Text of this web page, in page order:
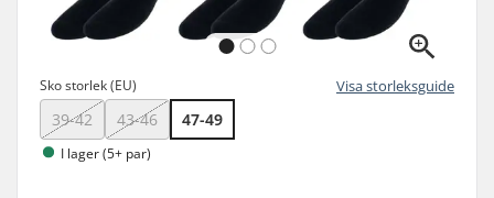
Sko storlek (EU) Visa storleksguide
39-42 43-46 47-49
I lager (5+ par)